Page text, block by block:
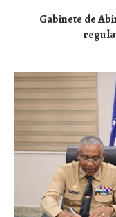
Gabinete de